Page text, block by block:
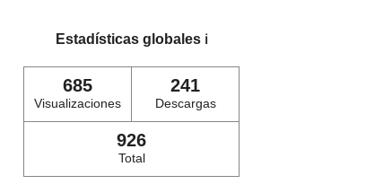
Estadísticas globales ℹ️
685
Visualizaciones
241
Descargas
926
Total